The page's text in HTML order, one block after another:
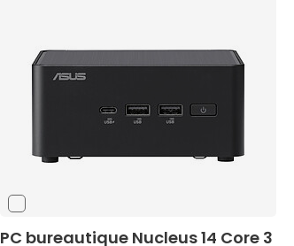
PC bureautique Nucleus 14 Core 3